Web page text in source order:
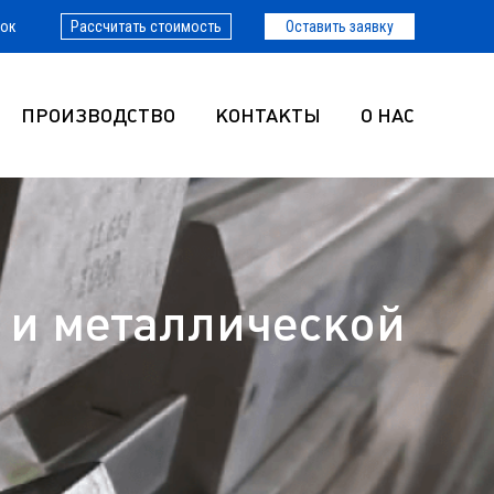
Рассчитать стоимость Оставить заявку
ПРОИЗВОДСТВО КОНТАКТЫ О НАС
металлической